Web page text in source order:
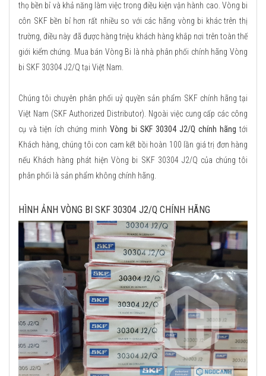
thọ bền bỉ và khả năng làm việc trong điều kiện vận hành cao. Vòng bi
côn SKF bền bỉ hơn rất nhiều so với các hãng vòng bi khác trên thị
trường, điều này đã được hàng triệu khách hàng khắp nơi trên toàn thế
giới kiểm chứng. Mua bán Vòng Bi là nhà phân phối chính hãng Vòng
bi SKF 30304 J2/Q tại Việt Nam.
Chúng tôi chuyên phân phối uỷ quyền sản phẩm SKF chính hãng tại
Việt Nam (SKF Authorized Distributor). Ngoài việc cung cấp các công
cụ và tiện ích chứng minhVòng bi SKF 30304 J2/Q chính hãng tới
Khách hàng, chúng tôi con cam kết bồi hoàn 100 lần giá trị đơn hàng
nếu Khách hàng phát hiện Vòng bi SKF 30304 J2/Q của chúng tôi
phân phối là sản phẩm không chính hãng.
HÌNH ẢNH VÒNG BI SKF 30304 J2/Q CHÍNH HÃNG